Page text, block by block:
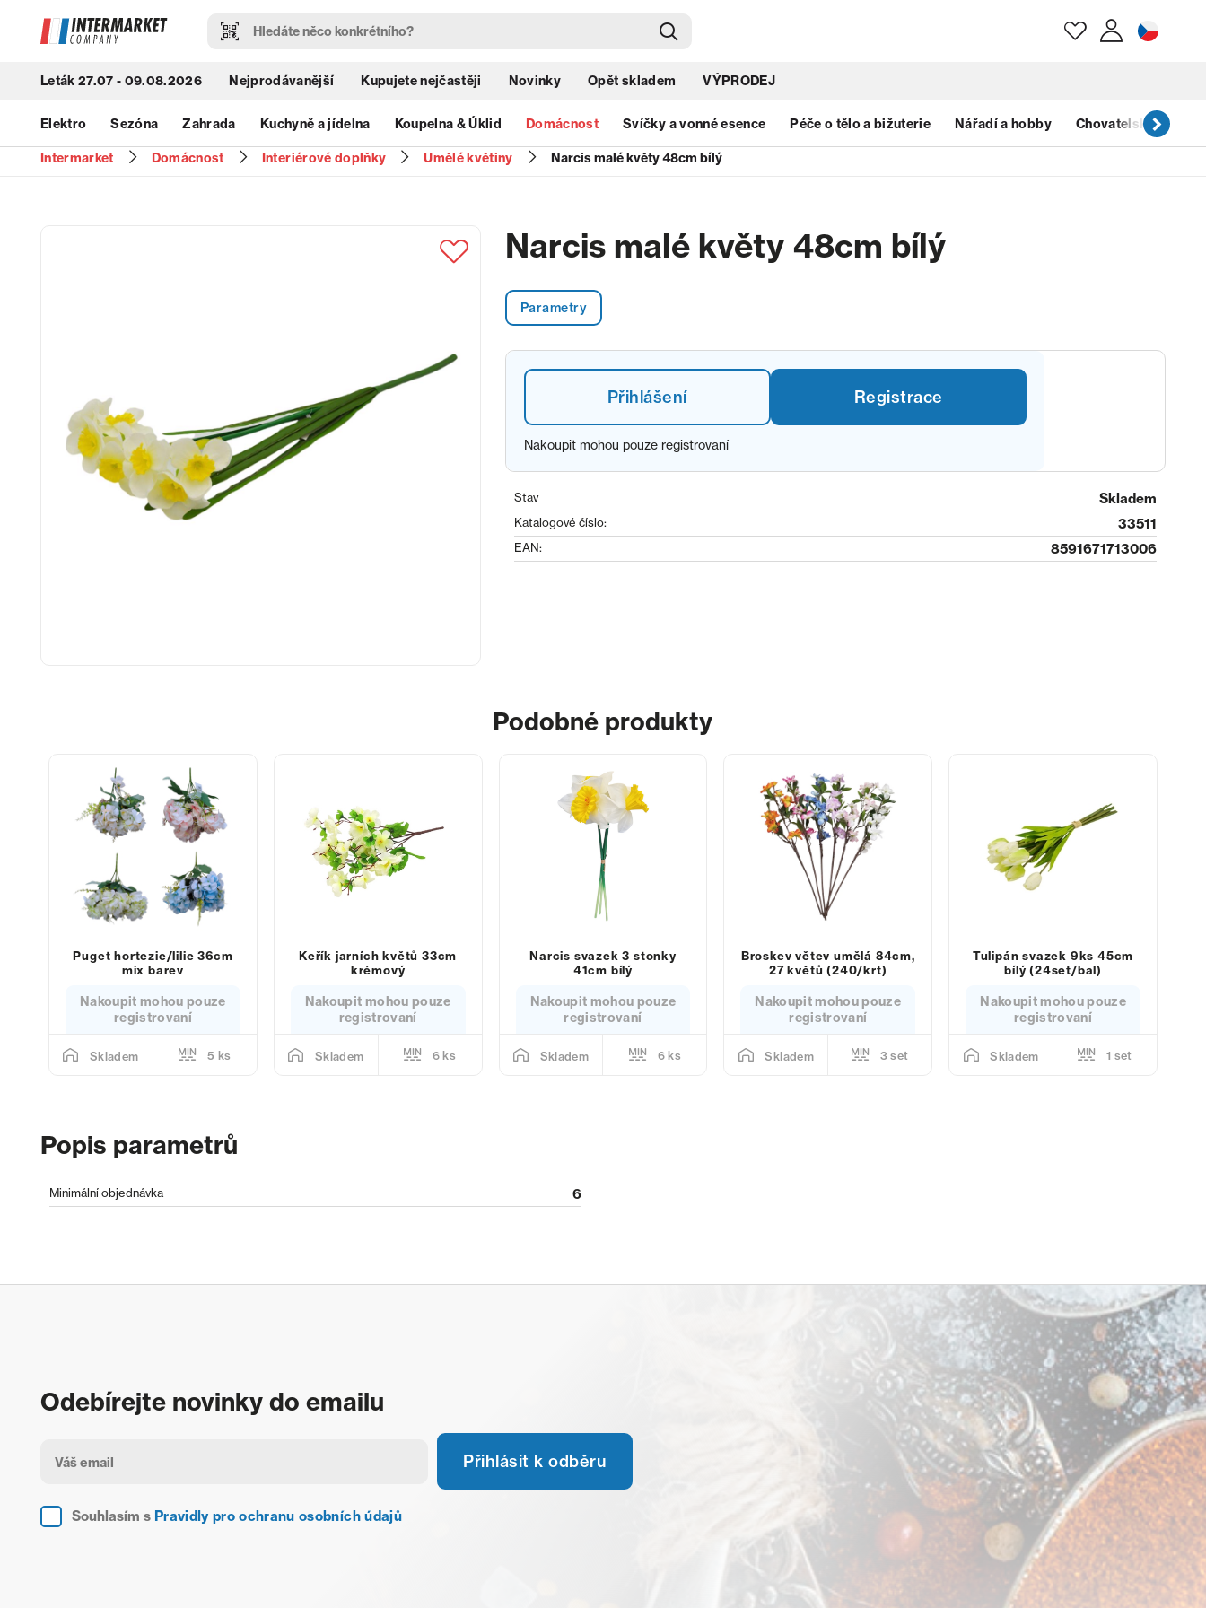
Zapomenuté heslo?
Leták 27.07 - 09.08.2026 Nejprodávanější Kupujete nejčastěji Novinky Opět skladem VÝPRODEJ
Elektro Sezóna Zahrada Kuchyně a jídelna Koupelna & Úklid Domácnost Svíčky a vonné esence Péče o tělo a bižuterie Nářadí a hobby Chovatelské
Intermarket Domácnost Interiérové doplňky Umělé květiny Narcis malé květy 48cm bílý
Narcis malé květy 48cm bílý
Parametry
Přihlášení Registrace
Nakoupit mohou pouze registrovaní
Stav Skladem
Katalogové číslo: 33511
EAN: 8591671713006
Podobné produkty
Puget hortezie/lilie 36cm
mix barev
Nakoupit mohou pouze
registrovaní
Skladem 5 ks
Keřík jarních květů 33cm
krémový
Nakoupit mohou pouze
registrovaní
Skladem 6 ks
Narcis svazek 3 stonky
41cm bílý
Nakoupit mohou pouze
registrovaní
Skladem 6 ks
Broskev větev umělá 84cm,
27 květů (240/krt)
Nakoupit mohou pouze
registrovaní
Skladem 3 set
Tulipán svazek 9ks 45cm
bílý (24set/bal)
Nakoupit mohou pouze
registrovaní
Skladem 1 set
Popis parametrů
Minimální objednávka 6
Odebírejte novinky do emailu
Souhlasím s Pravidly pro ochranu osobních údajů
Přihlásit k odběru